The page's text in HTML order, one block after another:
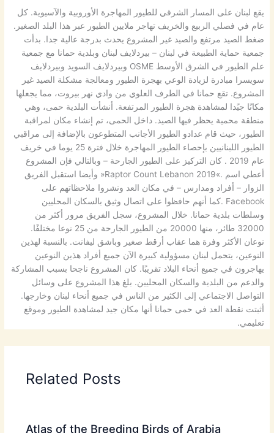
يقع لبنان على المسار الشرقي للطيور المهاجرة الأوروبية والآسيوية. كل
عام في فصلي الربيع والخريف تهاجر ملايين الطيور عبر هذا البلد الصغير.
ضغط الصيد مرتفع والصيد غير المشروع يحدث بدرجة عالية جدا. بدأت
جمعية حماية الطبيعة في لبنان – بيردلايف لبنان وبلدية حمانا مع جمعية
علم الطيور في الشرق الأوسط OSME وبيردلايف السويد وبيردلايف
سويسرا مبادرة لزيادة الوعي بهجرة الطيور ومعالجة مشكلة الصيد غير
المشروع. تقع حمانا في الطرف العلوي من وادي نهر بيروت، مما يجعلها
مكانًا جيًدا لمشاهدة هجرة الطيور المرتفعة. أنشأت البلدية حمى، وهي
منطقة محمية يحظر فيها الصيد. داخل الحمى، تم إنشاء مكان لمراقبة
الطيور، حيث قام عدادو الطيور الأجانب المتطوعون بالإضافة إلى مراقبي
الطيور اللبنانيين بإحصاء الطيور المهاجرة خلال فترة 25 يوما في خريف
عام 2019 . كان التركيز على الطيور الجارحة – وبالتالي فإن المشروع
أعطي اسم .»Raptor Count Lebanon 2019« وأيضا استقبل الفريق
الزوار – أفراد ومدارس – في مكان العد ونشروا ملاحظاتهم على
Facebook .كما أنهم حافظوا على اتصال وثيق بالسكان المحليين
وسلطات بلدية حمانا. خلال المشروع، سجل الفريق مرور أكثر من
32000 طائر، منها 20000 من الطيور الجارحة من 25 نوعا مختلفًا.
نوعان الأكثر وفرة هما عقاب أرقط صغير وباشق ليفانت. بالنسبة لهذين
النوعين، يتحمل لبنان مسؤولية كبيرة الآن جميع أفراد هذين النوعين
يهاجرون في جميع أنحاء البلاد تقريبًا. كان المشروع ناجحا بسبب المشاركة
والدعم من البلدية والسكان المحليين. بلغ هذا المشروع على وسائل
التواصل الاجتماعي إلى الكثير من الناس في جميع أنحاء لبنان وخارجها.
أثبتت نقطة العد في حمى حمانا أنها مكان جيد لمشاهدة الطيور وموقع
تعليمي.
Related Posts
Atlas of the Breeding Birds of Arabia